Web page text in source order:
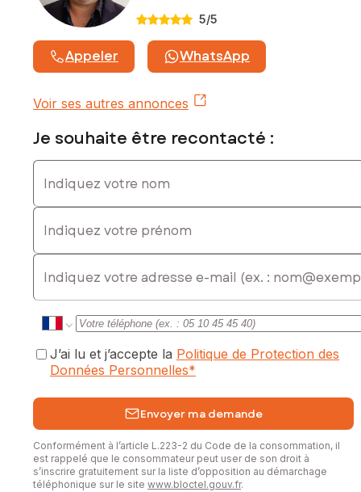
Les informations sur les risques auxquels ce bien est
exposé sont disponibles sur le site Géorisques :
Prix de vente : 269 000 €
17 97 42 11, E-mail : nicolas.calard@safti.fr - EI - Agent
sous le numéro 878 716 372
5/5
Appeler WhatsApp
Voir ses autres annonces
Je souhaite être recontacté :
Indiquez votre nom
Indiquez votre prénom
E-mail
J’ai lu et j’accepte la Politique de Protection des
Données Personnelles*
Envoyer ma demande
Conformément à l’article L.223-2 du Code de la consommation, il
est rappelé que le consommateur peut user de son droit à
s’inscrire gratuitement sur la liste d’opposition au démarchage
téléphonique sur le site www.bloctel.gouv.fr.